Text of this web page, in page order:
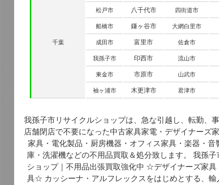
千葉
松戸市 八千代市 四街道市
船橋市 鎌ヶ谷市 大網白里市
成田市 富里市 佐倉市
我孫子市 印西市 流山市
東金市 市原市 山武市
袖ヶ浦市 木更津市 君津市
我孫子市リサイクルショップは、急な引越し、転勤、
店舗閉店で不要になった中古家具家電・デザイナーズ
家具・電化製品・厨房機器・オフィス家具・楽器・音
庫・洗濯機などの不用品買取＆処分致します。 我孫
ショップ｜不用品出張買取強化中 ☆デザイナーズ家具
具☆ カッシーナ・アルフレックスをはじめとする、輸